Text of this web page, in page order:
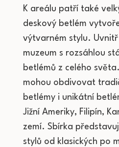
K areálu patří také
deskový betlém
výtvarném stylu.
muzeum s rozsáhlou
betlémů z celého
mohou obdivovat
betlémy i unikátní
Jižní Ameriky, Filipín,
zemí. Sbírka
stylů od klasických po